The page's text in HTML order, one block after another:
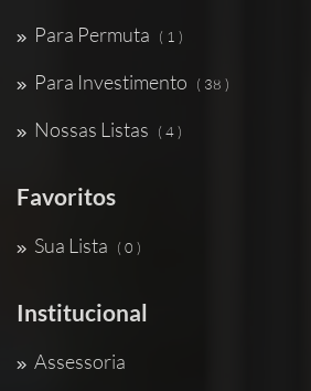
Para Permuta ( 1 )
Para Investimento ( 38 )
Nossas Listas ( 4 )
Favoritos
Sua Lista ( 0 )
Institucional
Assessoria